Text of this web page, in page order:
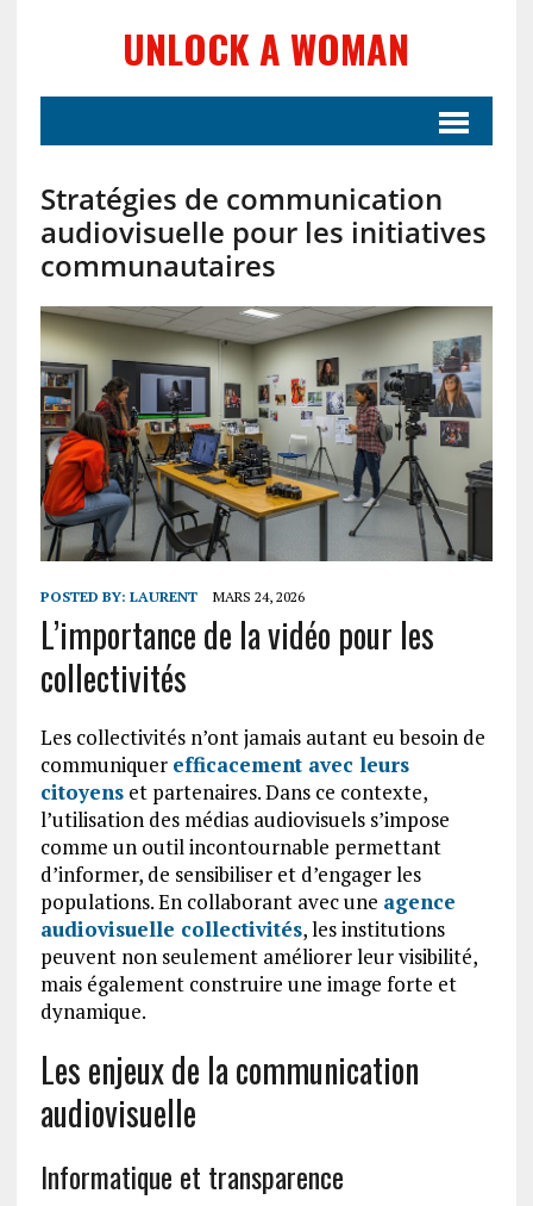
UNLOCK A WOMAN
Stratégies de communication
audiovisuelle pour les initiatives
communautaires
POSTED BY: LAURENT MARS 24, 2026
L’importance de la vidéo pour les
collectivités
Les collectivités n’ont jamais autant eu besoin de
communiquer efficacement avec leurs
citoyenset partenaires. Dans ce contexte,
l’utilisation des médias audiovisuels s’impose
comme un outil incontournable permettant
d’informer, de sensibiliser et d’engager les
populations. En collaborant avec une agence
audiovisuelle collectivités, les institutions
peuvent non seulement améliorer leur visibilité,
mais également construire une image forte et
dynamique.
Les enjeux de la communication
audiovisuelle
Informatique et transparence